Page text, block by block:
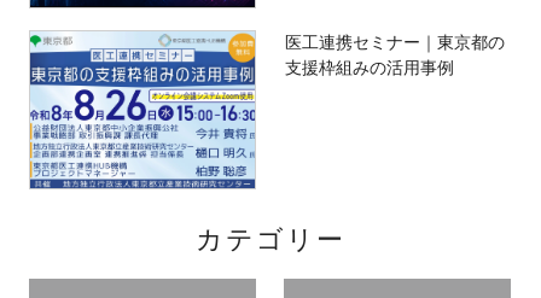
医工連携セミナー｜東京都の
支援枠組みの活用事例
カテゴリー